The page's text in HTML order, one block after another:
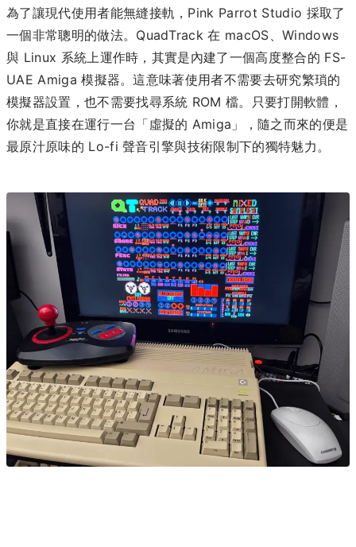
為了讓現代使用者能無縫接軌，Pink Parrot Studio 採取了
一個非常聰明的做法。QuadTrack 在 macOS、Windows
與 Linux 系統上運作時，其實是內建了一個高度整合的 FS-
UAE Amiga 模擬器。這意味著使用者不需要去研究繁瑣的
模擬器設置，也不需要找尋系統 ROM 檔。只要打開軟體，
你就是直接在運行一台「虛擬的 Amiga」，隨之而來的便是
最原汁原味的 Lo-fi 聲音引擎與技術限制下的獨特魅力。